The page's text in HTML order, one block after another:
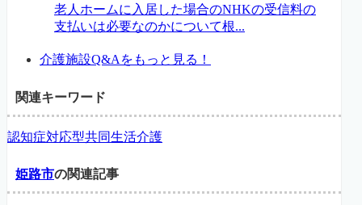
老人ホームに入居した場合のNHKの受信料の
支払いは必要なのかについて根...
介護施設Q&Aをもっと見る！
関連キーワード
認知症対応型共同生活介護
姫路市の関連記事